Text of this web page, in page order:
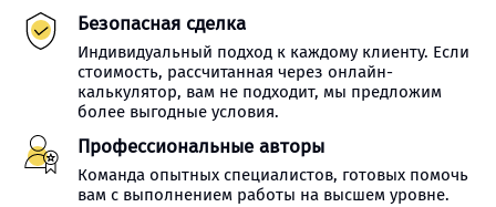
Безопасная сделка
Индивидуальный подход к каждому клиенту. Если
стоимость, рассчитанная через онлайн-
калькулятор, вам не подходит, мы предложим
более выгодные условия.
Профессиональные авторы
Команда опытных специалистов, готовых помочь
вам с выполнением работы на высшем уровне.